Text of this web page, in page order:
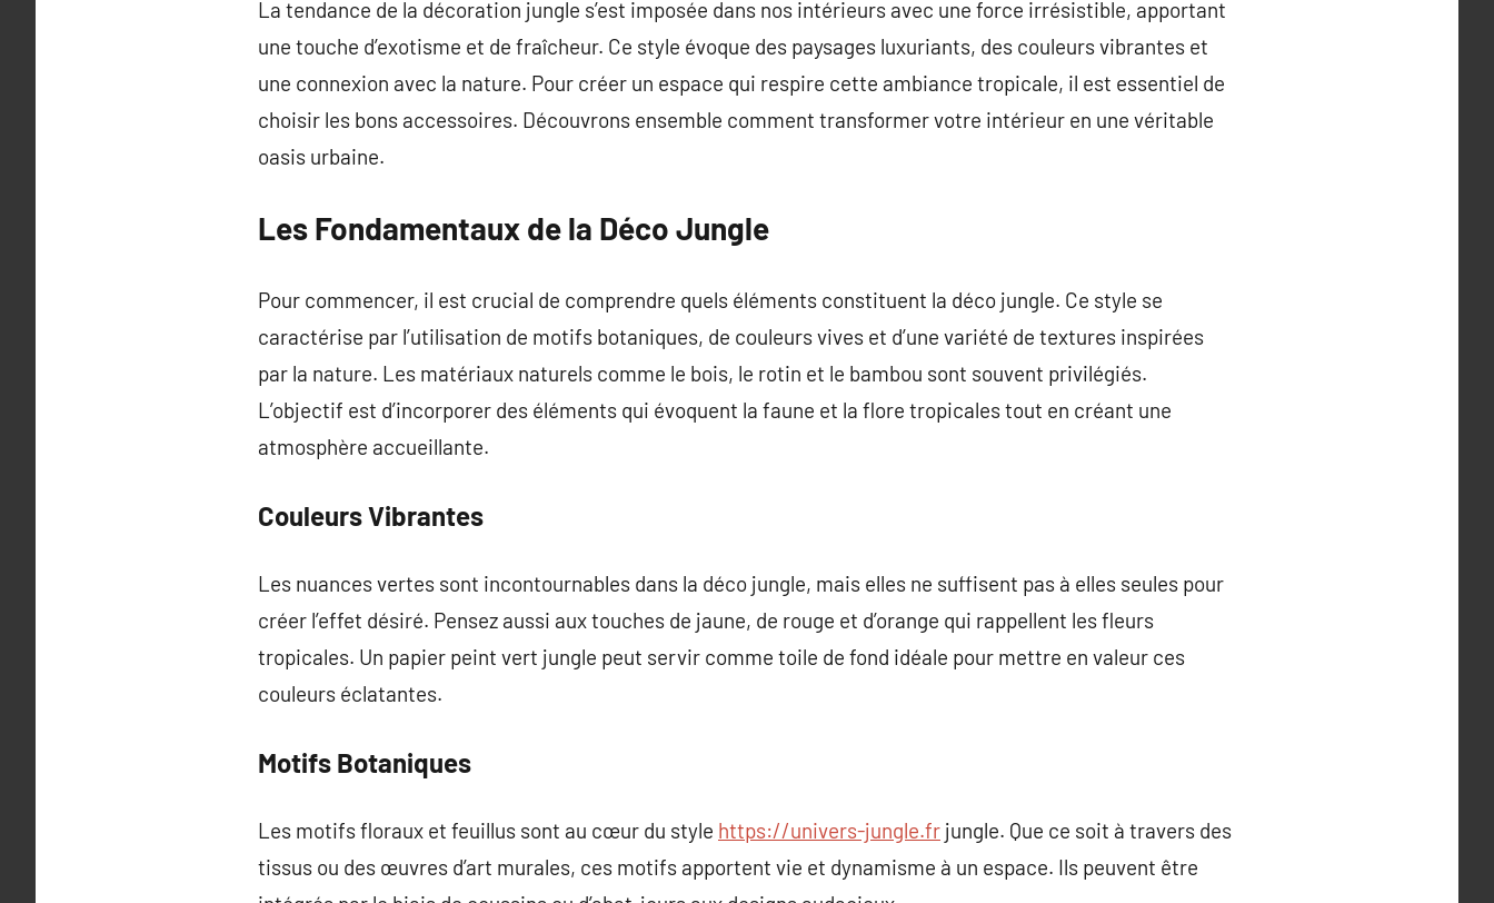
La tendance de la décoration jungle s’est imposée dans nos intérieurs avec une force irrésistible, apportant
une touche d’exotisme et de fraîcheur. Ce style évoque des paysages luxuriants, des couleurs vibrantes et
une connexion avec la nature. Pour créer un espace qui respire cette ambiance tropicale, il est essentiel de
choisir les bons accessoires. Découvrons ensemble comment transformer votre intérieur en une véritable
oasis urbaine.
Les Fondamentaux de la Déco Jungle
Pour commencer, il est crucial de comprendre quels éléments constituent la déco jungle. Ce style se
caractérise par l’utilisation de motifs botaniques, de couleurs vives et d’une variété de textures inspirées
par la nature. Les matériaux naturels comme le bois, le rotin et le bambou sont souvent privilégiés.
L’objectif est d’incorporer des éléments qui évoquent la faune et la flore tropicales tout en créant une
atmosphère accueillante.
Couleurs Vibrantes
Les nuances vertes sont incontournables dans la déco jungle, mais elles ne suffisent pas à elles seules pour
créer l’effet désiré. Pensez aussi aux touches de jaune, de rouge et d’orange qui rappellent les fleurs
tropicales. Un papier peint vert jungle peut servir comme toile de fond idéale pour mettre en valeur ces
couleurs éclatantes.
Motifs Botaniques
Les motifs floraux et feuillus sont au cœur du style https://univers-jungle.fr jungle. Que ce soit à travers des
tissus ou des œuvres d’art murales, ces motifs apportent vie et dynamisme à un espace. Ils peuvent être